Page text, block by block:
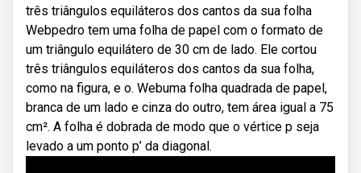
três triângulos equiláteros dos cantos da sua folha
Webpedro tem uma folha de papel com o formato de
um triângulo equilátero de 30 cm de lado. Ele cortou
três triângulos equiláteros dos cantos da sua folha,
como na figura, e o. Webuma folha quadrada de papel,
branca de um lado e cinza do outro, tem área igual a 75
cm². A folha é dobrada de modo que o vértice p seja
levado a um ponto p’ da diagonal.